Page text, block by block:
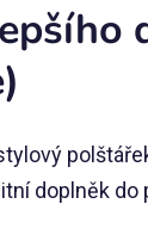
doplněk